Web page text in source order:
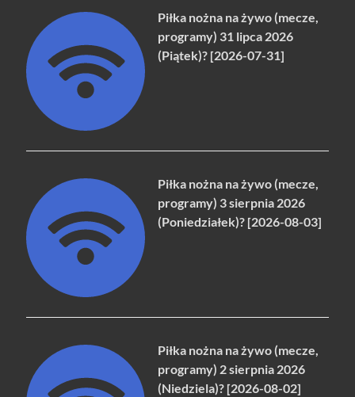
Piłka nożna na żywo (mecze,
programy) 31 lipca 2026
(Piątek)? [2026-07-31]
Piłka nożna na żywo (mecze,
programy) 3 sierpnia 2026
(Poniedziałek)? [2026-08-03]
Piłka nożna na żywo (mecze,
programy) 2 sierpnia 2026
(Niedziela)? [2026-08-02]